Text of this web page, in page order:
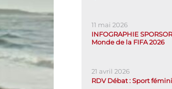
11 mai 2026
INFOGRAPHIE
Monde de la FIFA 2026
21 avril 2026
RDV Débat : Sport